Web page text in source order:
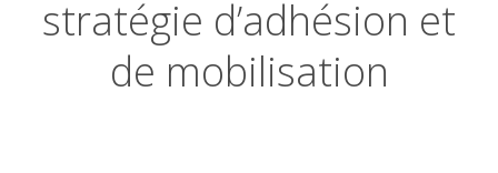
stratégie d’adhésion et
de mobilisation